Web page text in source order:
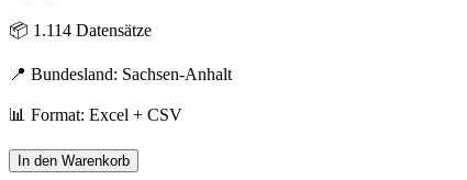
📦 1.114 Datensätze
📍 Bundesland: Sachsen-Anhalt
📊 Format: Excel + CSV
In den Warenkorb